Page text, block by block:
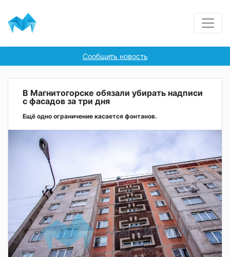
Сообщить новость
В Магнитогорске обязали убирать надписи
с фасадов за три дня
Ещё одно ограничение касается фонтанов.